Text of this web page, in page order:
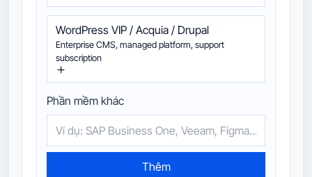
WordPress VIP / Acquia / Drupal
Enterprise CMS, managed platform, support
subscription
Phần mềm khác
Thêm